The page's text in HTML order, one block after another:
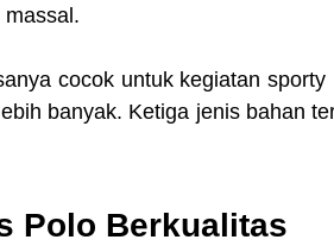
cocok untuk kegiatan
banyak. Ketiga jenis bahan
Polo Berkualitas